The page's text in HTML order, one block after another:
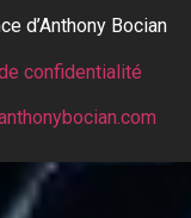
d’Anthony Bocian
confidentialité